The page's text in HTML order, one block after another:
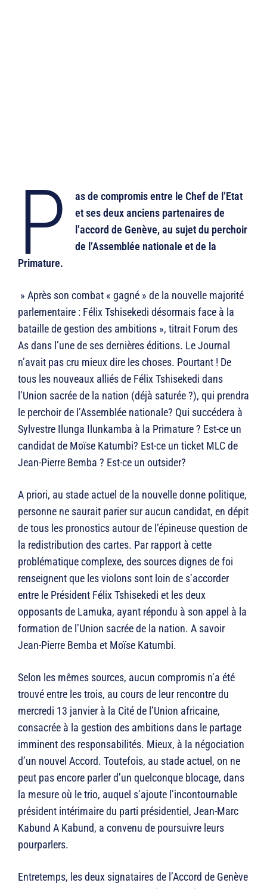
P
as de compromis entre le Chef de l’Etat
et ses deux anciens partenaires de
l’accord de Genève, au sujet du perchoir
de l’Assemblée nationale et de la
Primature.
» Après son combat « gagné » de la nouvelle majorité
parlementaire : Félix Tshisekedi désormais face à la
bataille de gestion des ambitions », titrait Forum des
As dans l’une de ses dernières éditions. Le Journal
n’avait pas cru mieux dire les choses. Pourtant ! De
tous les nouveaux alliés de Félix Tshisekedi dans
l’Union sacrée de la nation (déjà saturée ?), qui prendra
le perchoir de l’Assemblée nationale? Qui succédera à
Sylvestre Ilunga Ilunkamba à la Primature ? Est-ce un
candidat de Moïse Katumbi? Est-ce un ticket MLC de
Jean-Pierre Bemba ? Est-ce un outsider?
A priori, au stade actuel de la nouvelle donne politique,
personne ne saurait parier sur aucun candidat, en dépit
de tous les pronostics autour de l’épineuse question de
la redistribution des cartes. Par rapport à cette
problématique complexe, des sources dignes de foi
renseignent que les violons sont loin de s’accorder
entre le Président Félix Tshisekedi et les deux
opposants de Lamuka, ayant répondu à son appel à la
formation de l’Union sacrée de la nation. A savoir
Jean-Pierre Bemba et Moïse Katumbi.
Selon les mêmes sources, aucun compromis n’a été
trouvé entre les trois, au cours de leur rencontre du
mercredi 13 janvier à la Cité de l’Union africaine,
consacrée à la gestion des ambitions dans le partage
imminent des responsabilités. Mieux, à la négociation
d’un nouvel Accord. Toutefois, au stade actuel, on ne
peut pas encore parler d’un quelconque blocage, dans
la mesure où le trio, auquel s’ajoute l’incontournable
président intérimaire du parti présidentiel, Jean-Marc
Kabund A Kabund, a convenu de poursuivre leurs
pourparlers.
Entretemps, les deux signataires de l’Accord de Genève